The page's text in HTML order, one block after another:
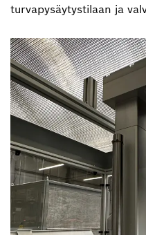
turvapysäytystilaan ja